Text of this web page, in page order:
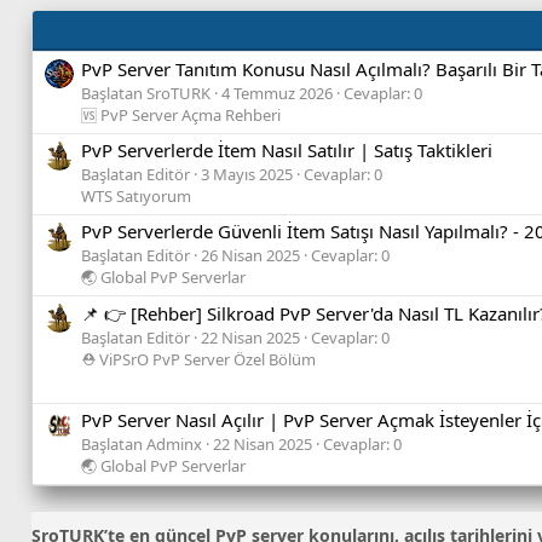
PvP Server Tanıtım Konusu Nasıl Açılmalı? Başarılı Bir
Başlatan SroTURK 4 Temmuz 2026 Cevaplar: 0
🆚 PvP Server Açma Rehberi
PvP Serverlerde İtem Nasıl Satılır | Satış Taktikleri
Başlatan Editör 3 Mayıs 2025 Cevaplar: 0
WTS Satıyorum
PvP Serverlerde Güvenli İtem Satışı Nasıl Yapılmalı? -
Başlatan Editör 26 Nisan 2025 Cevaplar: 0
🌏 Global PvP Serverlar
📌 👉 [Rehber] Silkroad PvP Server'da Nasıl TL
Başlatan Editör 22 Nisan 2025 Cevaplar: 0
⛑️ ViPSrO PvP Server Özel Bölüm
PvP Server Nasıl Açılır | PvP Server Açmak İsteyenler
Başlatan Adminx 22 Nisan 2025 Cevaplar: 0
🌏 Global PvP Serverlar
SroTURK’te en güncel PvP server konularını, açılış